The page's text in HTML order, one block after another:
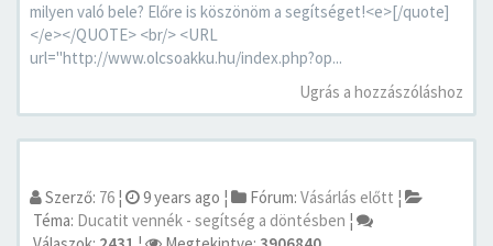
milyen való bele? Előre is köszönöm a segítséget!<e>[/quote]
</e></QUOTE> <br/> <URL
url="http://www.olcsoakku.hu/index.php?op...
Ugrás a hozzászóláshoz
Szerző: 76 ¦ 9 years ago ¦ Fórum: Vásárlás előtt ¦
Téma: Ducatit vennék - segítség a döntésben ¦